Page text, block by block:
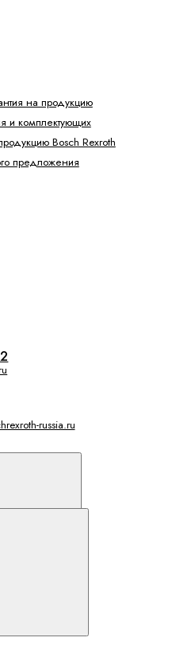
на продукцию
и комплектующих
Bosch Rexroth
предложения
russia.ru